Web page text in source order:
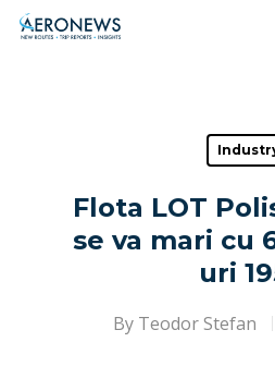
Hit enter to search or ESC
Flota LOT
se va mari cu
uri
By Teodor Stefan